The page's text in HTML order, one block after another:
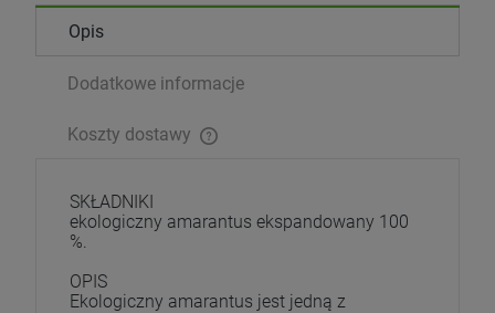
Opis
Dodatkowe informacje
Koszty dostawy
SKŁADNIKI
ekologiczny amarantus ekspandowany 100
%.
OPIS
Ekologiczny amarantus jest jedną z